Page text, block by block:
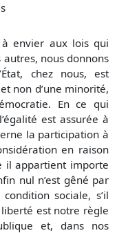
envier aux lois qui
autres, nous donnons
chez nous, est
non d’une minorité,
En ce qui
est assurée à
la participation à
en raison
il appartient importe
nul n’est gêné par
sociale, s’il
est notre règle
et, dans nos